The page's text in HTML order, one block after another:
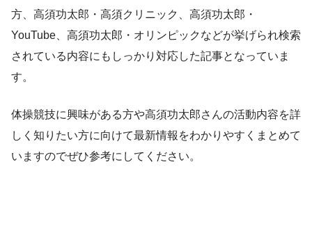
方、高須功太郎・高須クリニック、高須功太郎・
YouTube、高須功太郎・オリンピックなどが挙げられ検索
されている内容にもしっかり対応した記事となっていま
す。
体操競技に興味がある方や高須功太郎さんの活動内容を詳
しく知りたい方に向けて最新情報をわかりやすくまとめて
いますのでぜひ参考にしてください。